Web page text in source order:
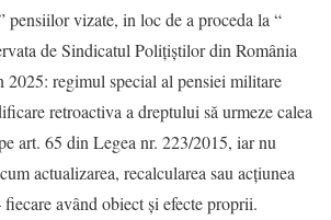
pensiilor vizate, in loc de a proceda la “
de Sindicatul Polițiștilor din România
2025: regimul special al pensiei militare
retroactiva a dreptului să urmeze calea
art. 65 din Legea nr. 223/2015, iar nu
actualizarea, recalcularea sau acțiunea
având obiect și efecte proprii.